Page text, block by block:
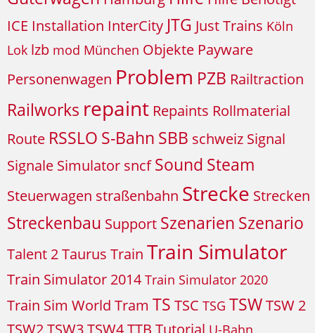
ICE Installation InterCity JTG Just Trains Köln
Lok lzb mod München Objekte Payware
Personenwagen Problem PZB Railtraction
Railworks repaint Repaints Rollmaterial
Route RSSLO S-Bahn SBB schweiz Signal
Signale Simulator sncf Sound Steam
Steuerwagen straßenbahn Strecke Strecken
Streckenbau Support Szenarien Szenario
Talent 2Taurus Train Train Simulator
Train Simulator 2014 Train Simulator 2020
Train Sim World Tram TS TSC TSG TSWTSW 2
TSW2 TSW3TSW4TTB Tutorial U-Bahn